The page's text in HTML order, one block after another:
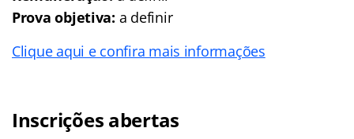
Prova objetiva: a definir
Clique aqui e confira mais informações
Inscrições abertas